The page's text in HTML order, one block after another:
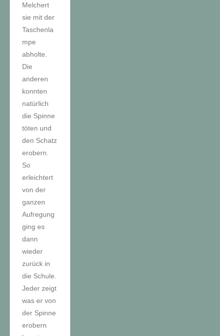
Melchert
sie mit der
Taschenla
mpe
abholte.
Die
anderen
konnten
natürlich
die Spinne
töten und
den Schatz
erobern.
So
erleichtert
von der
ganzen
Aufregung
ging es
dann
wieder
zurück in
die Schule.
Jeder zeigt
was er von
der Spinne
erobern